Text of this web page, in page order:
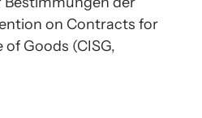
on Contracts for
Goods (CISG,